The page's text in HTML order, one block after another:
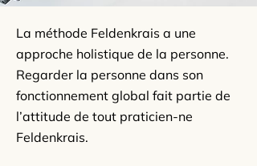
La méthode Feldenkrais a une
approche holistique de la personne.
Regarder la personne dans son
fonctionnement global fait partie de
l’attitude de tout praticien-ne
Feldenkrais.